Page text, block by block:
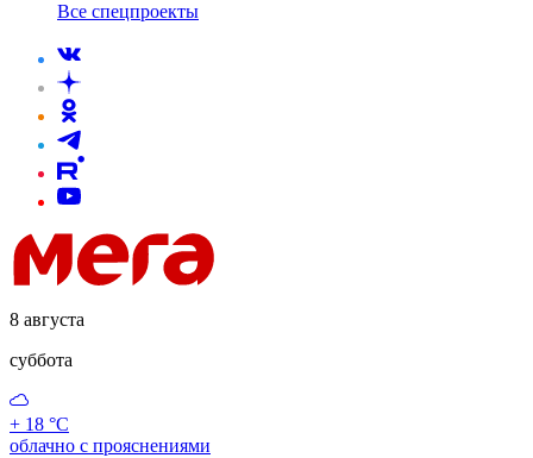
Все спецпроекты
8 августа
суббота
+ 18 °С
облачно с прояснениями